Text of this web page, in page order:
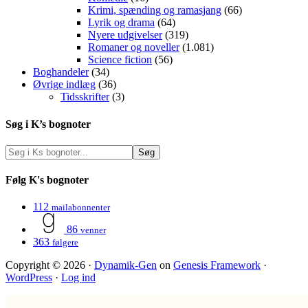
Krimi, spænding og ramasjang (66)
Lyrik og drama (64)
Nyere udgivelser(319)
Romaner og noveller(1.081)
Science fiction (56)
Boghandeler(34)
Øvrige indlæg (36)
Tidsskrifter(3)
Søg i K’s bognoter
Følg K's bognoter
112 mailabonnenter
86 venner
363 følgere
Copyright © 2026 · Dynamik-Gen on Genesis Framework ·
WordPress · Log ind